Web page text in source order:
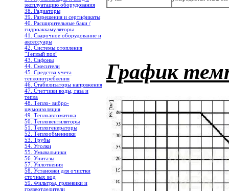
эксплуатацию оборудования
38. Радиаторы
39. Разрешения и сертификаты
40. Расширительные баки /
гидроаккамуляторы
41. Сварочное оборудование и
аксессуары
42. Системы отопления
"Теплый пол"
43. Сифоны
44. Смесители
45. Средства учета
теплопотребления
46. Стабилизаторы напряжения
47. Счетчики воды, газа и
тепла
48. Тепло- вибро-
шумоизоляция
49. Теплоавтоматика
50. Тепловентиляторы
51. Теплогенераторы
52. Теплообменники
53. Трубы
54. Уголки
55. Умывальники
56. Унитазы
57. Уплотнения
58. Установки для очистки
сточных вод
59. Фильтры, грязевики и
грязеотделители
График